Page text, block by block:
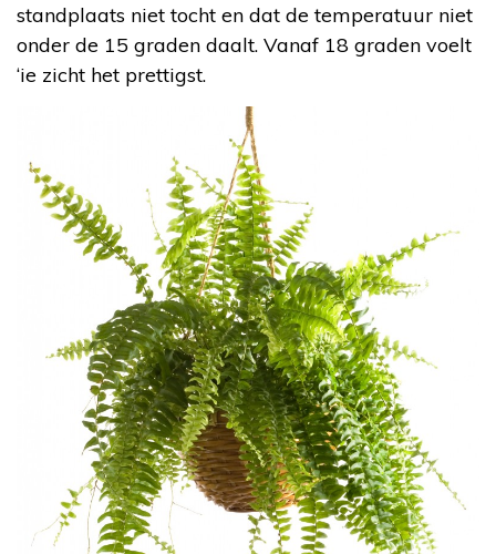
standplaats niet tocht en dat de temperatuur niet
onder de 15 graden daalt. Vanaf 18 graden voelt
‘ie zicht het prettigst.